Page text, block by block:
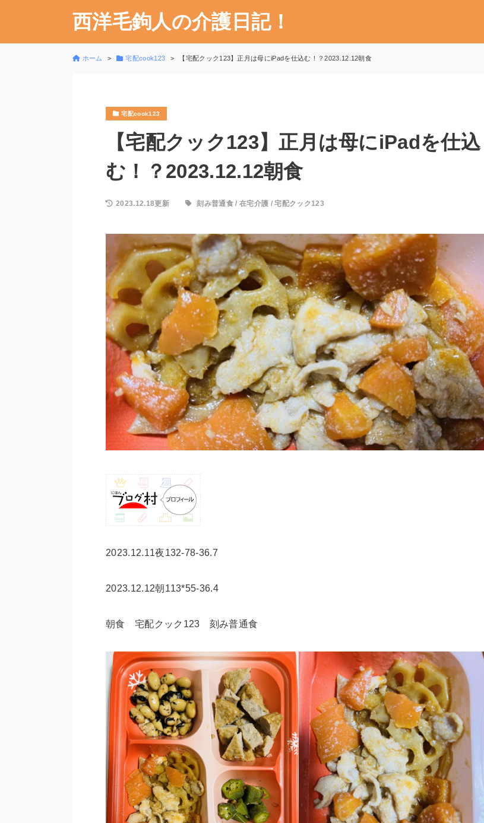
西洋毛鉤人の介護日記！
ホーム 宅配cook123 【宅配クック123】正月は母にiPadを仕込む！？2023.12.12朝食
宅配cook123
【宅配クック123】正月は母にiPadを仕込
む！？2023.12.12朝食
2023.12.18更新 刻み普通食 /在宅介護 /宅配クック123
2023.12.11夜132-78-36.7
2023.12.12朝113*55-36.4
朝食 宅配クック123 刻み普通食